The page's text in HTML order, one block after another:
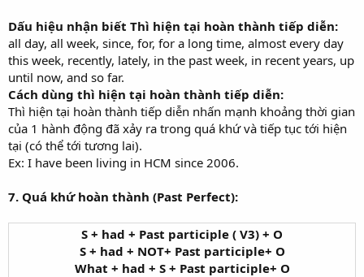
Dấu hiệu nhận biết Thì hiện tại hoàn thành tiếp diễn:
all day, all week, since, for, for a long time, almost every day
this week, recently, lately, in the past week, in recent years, up
until now, and so far.
Cách dùng thì hiện tại hoàn thành tiếp diễn:
Thì hiện tại hoàn thành tiếp diễn nhấn mạnh khoảng thời gian
của 1 hành động đã xảy ra trong quá khứ và tiếp tục tới hiện
tại (có thể tới tương lai).
Ex: I have been living in HCM since 2006.
7. Quá khứ hoàn thành (Past Perfect):
S + had + Past participle ( V3) + O
S + had + NOT+ Past participle+ O
What + had + S + Past participle+ O